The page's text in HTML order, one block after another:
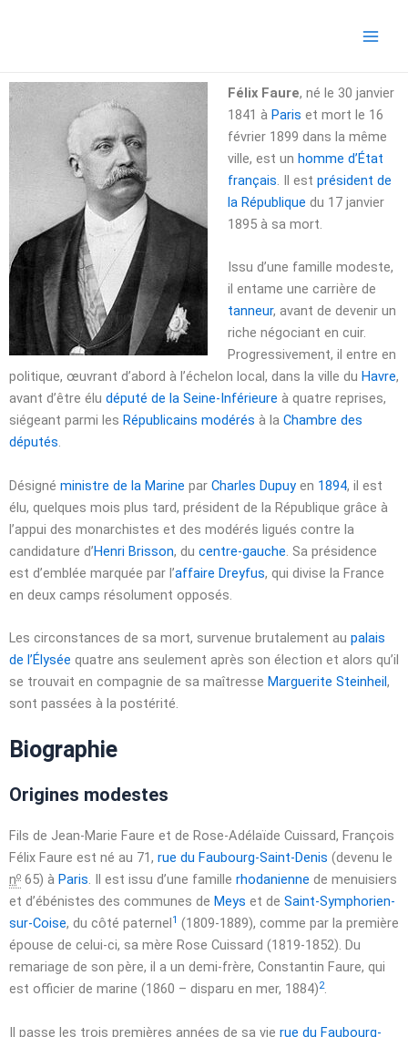
Félix Faure, né le 30 janvier
1841 à Paris et mort le 16
février 1899 dans la même
ville, est un homme d’État
français. Il est président de
la République du 17 janvier
1895à sa mort.
Issu d’une famille modeste,
il entame une carrière de
tanneur, avant de devenir un
riche négociant en cuir.
Progressivement, il entre en
politique, œuvrant d’abord à l’échelon local, dans la ville du Havre,
avant d’être élu député de la Seine-Inférieure à quatre reprises,
siégeant parmi les Républicains modérés à la Chambre des
députés.
Désigné ministre de la Marine par Charles Dupuy en 1894, il est
élu, quelques mois plus tard, président de la République grâce à
l’appui des monarchistes et des modérés ligués contre la
candidature d’Henri Brisson, du centre-gauche. Sa présidence
est d’emblée marquée par l’affaire Dreyfus, qui divise la France
en deux camps résolument opposés.
Les circonstances de sa mort, survenue brutalement au palais
de l’Élysée quatre ans seulement après son élection et alors qu’il
se trouvait en compagnie de sa maîtresse Marguerite Steinheil,
sont passées à la postérité.
Biographie
Origines modestes
Fils de Jean-Marie Faure et de Rose-Adélaïde Cuissard, François
Félix Faure est né au 71, rue du Faubourg-Saint-Denis (devenu le
no 65) à Paris. Il est issu d’une famille rhodanienne de menuisiers
et d’ébénistes des communes de Meys et de Saint-Symphorien-
sur-Coise, du côté paternel 1 (1809-1889), comme par la première
épouse de celui-ci, sa mère Rose Cuissard (1819-1852). Du
remariage de son père, il a un demi-frère, Constantin Faure, qui
est officier de marine (1860 – disparu en mer, 1884)2.
Il passe les trois premières années de sa vie rue du Faubourg-